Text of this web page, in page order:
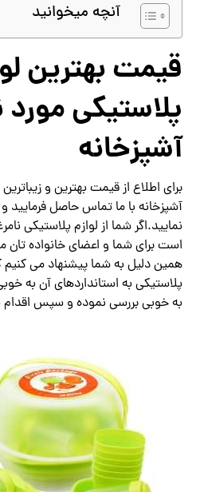
آنچه میخوانید
قیمت بهترین
پلاستیکی مورد
آشپزخانه
برای اطلاع از قیمت بهترین و
آشپزخانه با ما تماس حاصل فرمایید و
نمایید.اگر شما از لوازم پلاستیکی
است برای شما و اعضای خانواده
همین دلیل به شما پیشنهاد می کنیم
پلاستیکی به استانداردهای آن به
به خوبی بررسی نموده و سپس اقدام